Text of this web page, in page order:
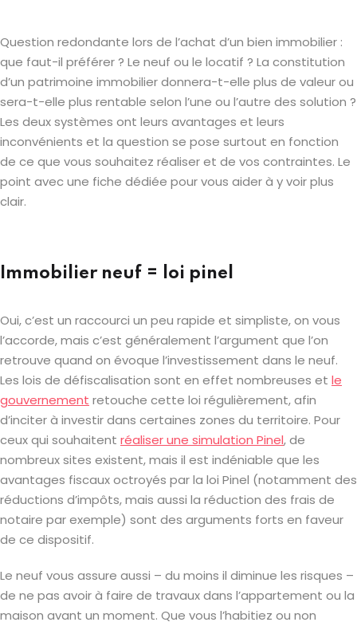
Question redondante lors de l’achat d’un bien immobilier :
que faut-il préférer ? Le neuf ou le locatif ? La constitution
d’un patrimoine immobilier donnera-t-elle plus de valeur ou
sera-t-elle plus rentable selon l’une ou l’autre des solution ?
Les deux systèmes ont leurs avantages et leurs
inconvénients et la question se pose surtout en fonction
de ce que vous souhaitez réaliser et de vos contraintes. Le
point avec une fiche dédiée pour vous aider à y voir plus
clair.
Immobilier neuf = loi pinel
Oui, c’est un raccourci un peu rapide et simpliste, on vous
l’accorde, mais c’est généralement l’argument que l’on
retrouve quand on évoque l’investissement dans le neuf.
Les lois de défiscalisation sont en effet nombreuses et le
gouvernement retouche cette loi régulièrement, afin
d’inciter à investir dans certaines zones du territoire. Pour
ceux qui souhaitent réaliser une simulation Pinel, de
nombreux sites existent, mais il est indéniable que les
avantages fiscaux octroyés par la loi Pinel (notamment des
réductions d’impôts, mais aussi la réduction des frais de
notaire par exemple) sont des arguments forts en faveur
de ce dispositif.
Le neuf vous assure aussi – du moins il diminue les risques –
de ne pas avoir à faire de travaux dans l’appartement ou la
maison avant un moment. Que vous l’habitiez ou non